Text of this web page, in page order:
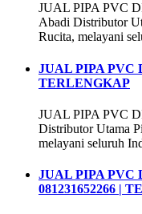
JUAL PIPA PVC
Abadi Distributor
Rucita, melayani
JUAL PIPA PVC
TERLENGKAP
JUAL PIPA PVC
Distributor Utama
melayani seluruh
JUAL PIPA PVC
081231652266 |